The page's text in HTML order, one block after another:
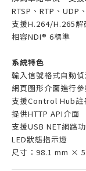
RTSP、RTP、UDP
支援H.264/H.265解
相容NDI® 6標準
系統特色
輸入信號格式自動偵
網頁圖形介面進行
支援Control Hub註
提供HTTP API介面
支援USB NET網路
LED狀態指示燈
尺寸：98.1 mm ×